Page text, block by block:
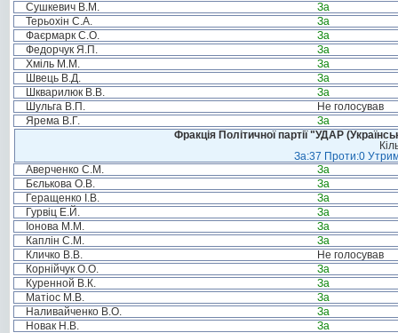
Сушкевич В.М.
За
Терьохін С.А.
За
Фаєрмарк С.О.
За
Федорчук Я.П.
За
Хміль М.М.
За
Швець В.Д.
За
Шкварилюк В.В.
За
Шульга В.П.
Не голосував
Ярема В.Г.
За
Фракція Політичної партії "УДАР
За:37 Проти:0
Аверченко С.М.
За
Бєлькова О.В.
За
Геращенко І.В.
За
Гурвіц Е.Й.
За
Іонова М.М.
За
Каплін С.М.
За
Кличко В.В.
Не голосував
Корнійчук О.О.
За
Куренной В.К.
За
Матіос М.В.
За
Наливайченко В.О.
За
Новак Н.В.
За